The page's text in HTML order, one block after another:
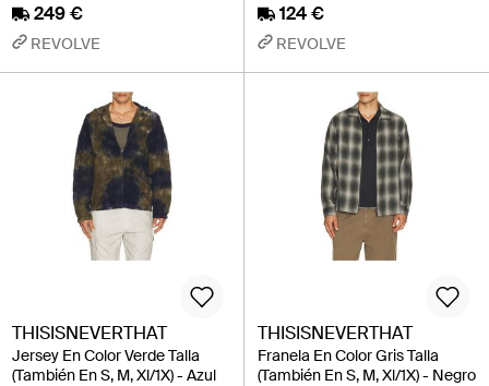
249 €
REVOLVE
124 €
REVOLVE
THISISNEVERTHAT
Jersey En Color Verde Talla
(También En S, M, Xl/1X) - Azul
THISISNEVERTHAT
Franela En Color Gris Talla
(También En S, M, Xl/1X) - Negro